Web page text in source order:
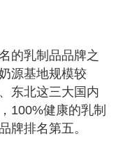
的乳制品品牌之
源基地规模较
东北这三大国内
100%健康的乳制
牌排名第五。